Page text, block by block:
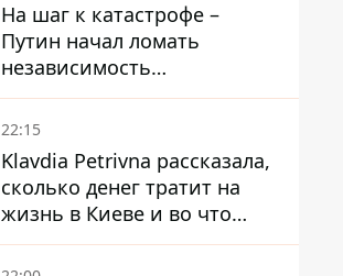
На шаг к катастрофе –
Путин начал ломать
независимость
собственного Центробанка,
заставив снизить базовую
ставку
22:15
Klavdia Petrivna рассказала,
сколько денег тратит на
жизнь в Киеве и во что
вкладывает миллионы